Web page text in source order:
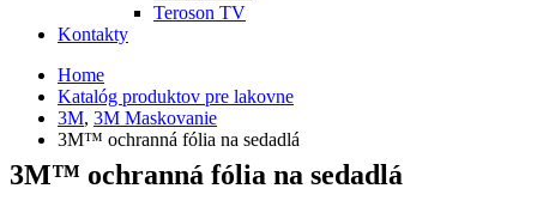
Teroson TV
Kontakty
Home
Katalóg produktov pre lakovne
3M, 3M Maskovanie
3M™ ochranná fólia na sedadlá
3M™ ochranná fólia na sedadlá